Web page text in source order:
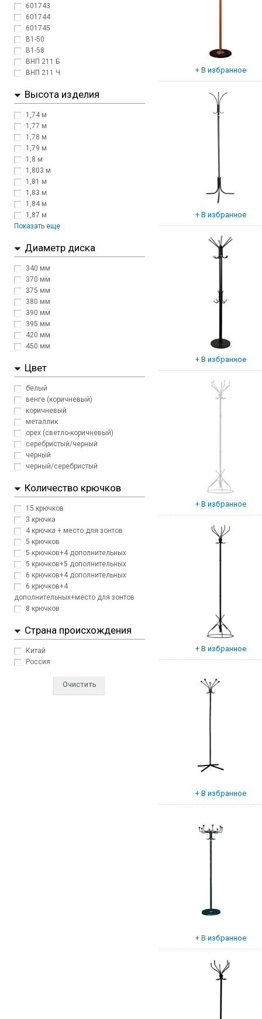
601743
601744
601745
В1-50
В1-58
ВНП 211 Б
ВНП 211 Ч
Высота изделия
1,74 м
1,77 м
1,78 м
1,79 м
1,8 м
1,803 м
1,81 м
1,83 м
1,84 м
1,87 м
Показать еще
Диаметр диска
340 мм
370 мм
375 мм
380 мм
390 мм
395 мм
420 мм
450 мм
Цвет
белый
венге (коричневый)
коричневый
металлик
орех (светло-коричневый)
серебристый/черный
черный
черный/серебристый
Количество крючков
15 крючков
3 крючка
4 крючка + место для зонтов
5 крючков
5 крючков+4 дополнительных
5 крючков+5 дополнительных
6 крючков+4 дополнительных
6 крючков+4
дополнительных+место для зонтов
8 крючков
Страна происхождения
Китай
Россия
Очистить